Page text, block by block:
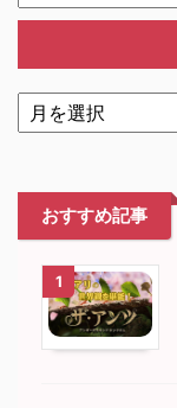
おすすめ記事
1